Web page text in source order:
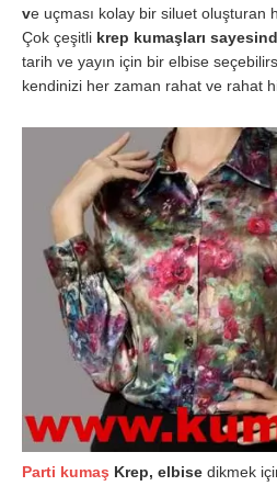
ve uçması kolay bir siluet oluşturan
Çok çeşitli krep kumaşları
tarih ve yayın için bir elbise
kendinizi her zaman rahat ve rahat
Parti kumaş Krep, elbise dikmek